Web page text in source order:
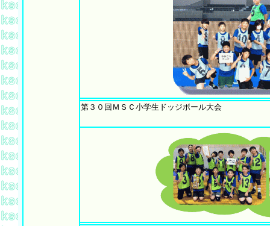
第３０回ＭＳＣ小学生ドッジボール大会